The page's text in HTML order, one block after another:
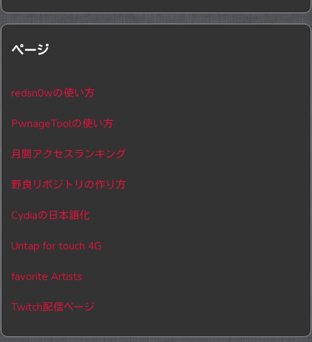
ページ
redsn0wの使い方
PwnageToolの使い方
月間アクセスランキング
野良リポジトリの作り方
Cydiaの日本語化
Untap for touch 4G
favorite Artists
Twitch配信ページ